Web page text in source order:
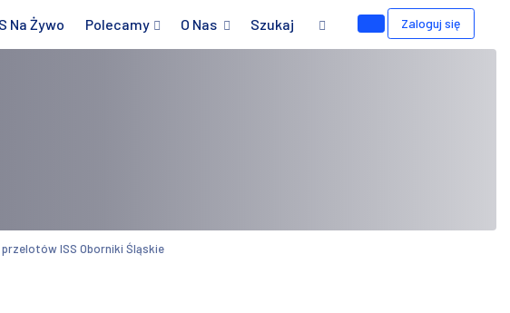
Na Żywo Polecamy O Nas Szukaj Zaloguj się
przelotów ISS Oborniki Śląskie